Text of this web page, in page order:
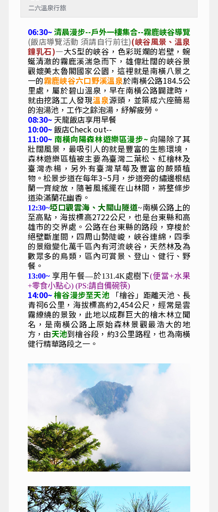
二六溫泉行旅
06:30~清晨漫步--戶外一樓集合--霧鹿峽谷導覽
(飯店導覽活動 須請自行前往)(峽谷風景、溫泉
鐘乳石)—大S型的峽谷，色彩斑斕的岩壁，蜿
蜒清澈的霧鹿溪湍急而下，雄偉壯闊的峽谷景
觀媲美太魯閣國家公園，這裡就是南橫八景之
一的霧鹿峽谷六口野溪溫泉於南橫公路184.5公
里處，屬於碧山溫泉，早在南橫公路闢建時，
就由挖路工人發現溫泉源頭，並築成六座簡易
的泡湯池，工作之餘泡湯，紓解疲勞。
08:30~ 天龍飯店享用早餐
10:00~飯店Check out--
11:00~ 南橫向陽森林遊樂區漫步~ 向陽除了其
壯闊風景，最吸引人的就是豐富的生態環境，
森林遊樂區植被主要為臺灣二葉松、紅檜林及
臺灣赤楊，另外有臺灣草莓及豐富的蕨類植
物。松景步道在每年3~5月，步道旁的繡邊根結
蘭一齊綻放，隨著風搖擺在山林間，將整條步
道染滿蘭花幽香。
12:30~埡口觀雲海 、大關山隧道~南橫公路上的
至高點，海拔標高2722公尺，也是台東縣和高
雄市的交界處。公路在台東縣的路段，穿梭於
絕壁斷崖間，四周山勢陡峻，峽谷連綿，四季
的景緻變化萬千區內有河流峽谷，天然林及為
數眾多的鳥類，區內可賞景、登山、健行、野
餐。
13:00~ 享用午餐—於131.4K處樹下(便當+水果
+零食小點心) (PS:請自備碗筷)
14:00~檜谷漫步至天池 「檜谷」距離天池、長
青祠6公里，海拔標高約2,454公尺，經常是雲
霧繚繞的景致，此地以成群巨大的檜木林立聞
名，是南橫公路上原始森林景觀最浩大的地
方，由天池到檜谷段，約3公里路程，也為南橫
健行精華路段之一。